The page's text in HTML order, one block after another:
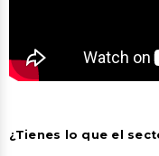
¿Tienes lo que el